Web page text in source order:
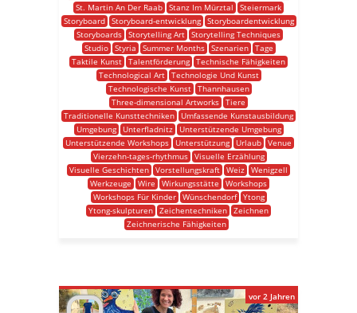
St. Martin An Der Raab Stanz Im Mürztal
Steiermark
Storyboard
Storyboard-entwicklung
Storyboardentwicklung
Storyboards Storytelling Art Storytelling Techniques
Studio
Styria Summer Months Szenarien
Tage
Taktile Kunst Talentförderung Technische Fähigkeiten
Technological Art
Technologie Und Kunst
Technologische Kunst
Thannhausen
Three-dimensional Artworks Tiere
Traditionelle Kunsttechniken
Umfassende Kunstausbildung
Umgebung
Unterfladnitz
Unterstützende Umgebung
Unterstützende Workshops
Unterstützung Urlaub Venue
Vierzehn-tages-rhythmus
Visuelle Erzählung
Visuelle Geschichten Vorstellungskraft Weiz Wenigzell
Werkzeuge
Wire Wirkungsstätte
Workshops
Workshops Für Kinder
Wünschendorf
Ytong
Ytong-skulpturen Zeichentechniken Zeichnen
Zeichnerische Fähigkeiten
vor 2 Jahren